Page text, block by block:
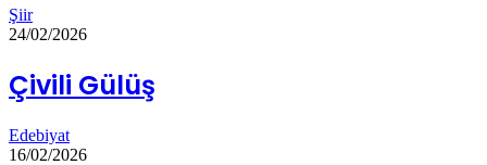
Şiir
24/02/2026
Çivili Gülüş
Edebiyat
16/02/2026